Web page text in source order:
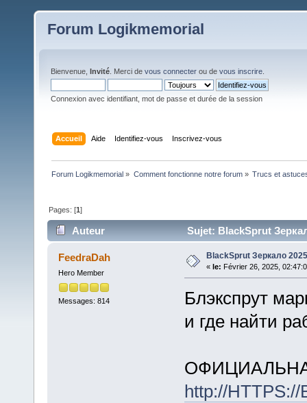
Forum Logikmemorial
Bienvenue, Invité . Merci de vous connecter ou de vous inscrire
Connexion avec identifiant, mot de passe et durée de la session
Accueil Aide Identifiez-vous Inscrivez-vous
Forum Logikmemorial » Comment fonctionne notre forum» Trucs et
Pages: [1]
Auteur Sujet: BlackSprut
FeedraDah
Hero Member
Messages: 814
BlackSprut Зеркало 2025
« le: Février 26, 2025,
Блэкспрут
и где найти
http://HTTPS://